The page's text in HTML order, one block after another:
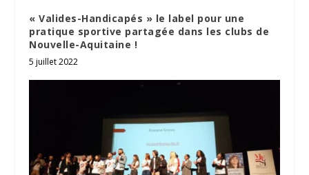
« Valides-Handicapés » le label pour une
pratique sportive partagée dans les clubs de
Nouvelle-Aquitaine !
5 juillet 2022